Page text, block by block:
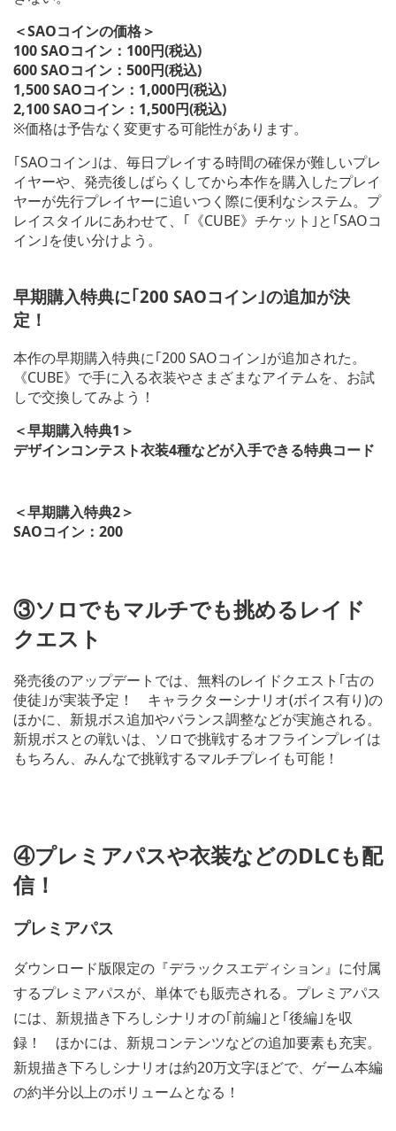
＜SAOコインの価格＞
100 SAOコイン：100円(税込)
600 SAOコイン：500円(税込)
1,500 SAOコイン：1,000円(税込)
2,100 SAOコイン：1,500円(税込)
※価格は予告なく変更する可能性があります。
｢SAOコイン｣は、毎日プレイする時間の確保が難しいプレ
イヤーや、発売後しばらくしてから本作を購入したプレイ
ヤーが先行プレイヤーに追いつく際に便利なシステム。プ
レイスタイルにあわせて、｢《CUBE》チケット｣と｢SAOコ
イン｣を使い分けよう。
早期購入特典に｢200 SAOコイン｣の追加が決
定！
本作の早期購入特典に｢200 SAOコイン｣が追加された。
《CUBE》で手に入る衣装やさまざまなアイテムを、お試
しで交換してみよう！
＜早期購入特典1＞
デザインコンテスト衣装4種などが入手できる特典コード
＜早期購入特典2＞
SAOコイン：200
o
w
l
g
e
③ソロでもマルチでも挑めるレイド
クエスト
発売後のアップデートでは、無料のレイドクエスト｢古の
使徒｣が実装予定！ キャラクターシナリオ(ボイス有り)の
ほかに、新規ボス追加やバランス調整などが実施される。
新規ボスとの戦いは、ソロで挑戦するオフラインプレイは
もちろん、みんなで挑戦するマルチプレイも可能！
④プレミアパスや衣装などのDLCも配
信！
プレミアパス
ダウンロード版限定の『デラックスエディション』に付属
するプレミアパスが、単体でも販売される。プレミアパス
には、新規描き下ろしシナリオの｢前編｣と｢後編｣を収
録！ ほかには、新規コンテンツなどの追加要素も充実。
新規描き下ろしシナリオは約20万文字ほどで、ゲーム本編
の約半分以上のボリュームとなる！